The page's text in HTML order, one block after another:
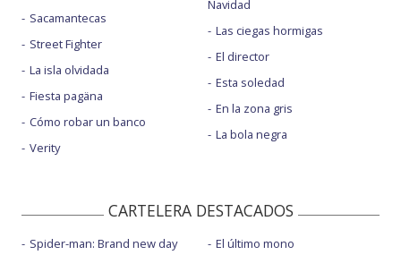
Sacamantecas
Street Fighter
La isla olvidada
Fiesta pagäna
Cómo robar un banco
Verity
Navidad
Las ciegas hormigas
El director
Esta soledad
En la zona gris
La bola negra
CARTELERA DESTACADOS
Spider-man: Brand new day
El último mono